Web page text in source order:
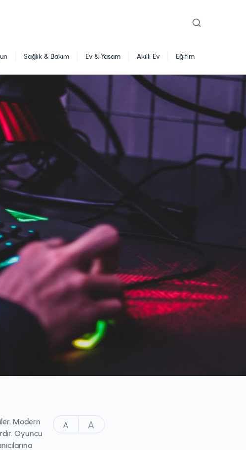
Sağlık & Bakım Ev & Yaşam Akıllı Ev Eğitim
A A
Modern
Oyuncu